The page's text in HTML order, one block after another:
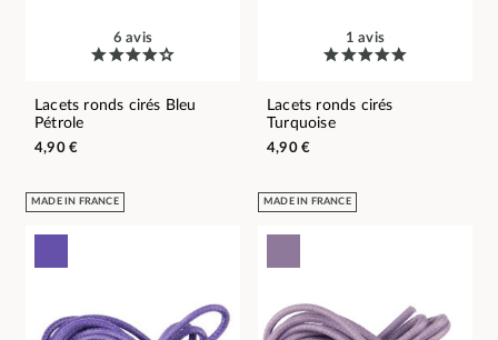
6 avis
Lacets ronds cirés Bleu
Pétrole
4,90 €
1 avis
Lacets ronds cirés
Turquoise
4,90 €
MADE IN FRANCE MADE IN FRANCE